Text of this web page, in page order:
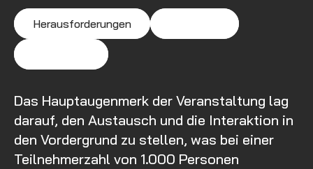
Herausforderungen
Das Hauptaugenmerk der Veranstaltung lag
darauf, den Austausch und die Interaktion in
den Vordergrund zu stellen, was bei einer
Teilnehmerzahl von 1.000 Personen